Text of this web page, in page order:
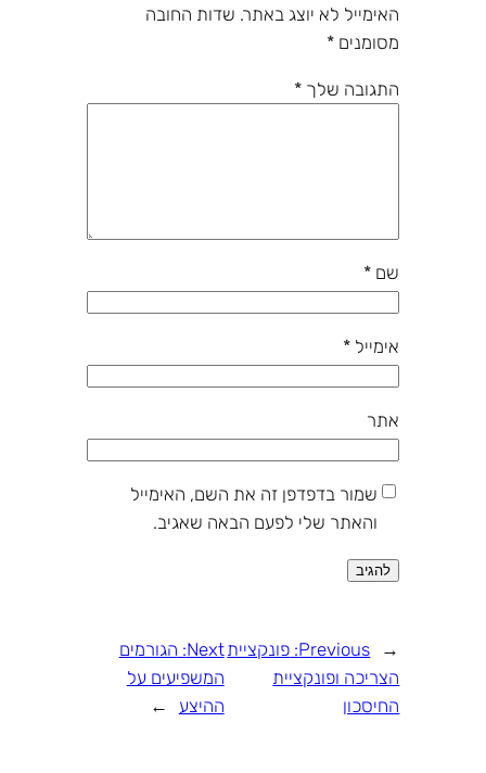
האימייל לא יוצג באתר. שדות החובה
מסומנים *
התגובה שלך *
שם *
אימייל *
אתר
שמור בדפדפן זה את השם, האימייל
והאתר שלי לפעם הבאה שאגיב.
←
Previous: פונקציית
הצריכה ופונקציית
החיסכון
Next: הגורמים
המשפיעים על
ההיצע
→